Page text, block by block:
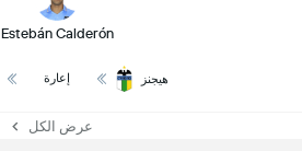
Estebán Calderón
هيجنز إعارة
عرض الكل